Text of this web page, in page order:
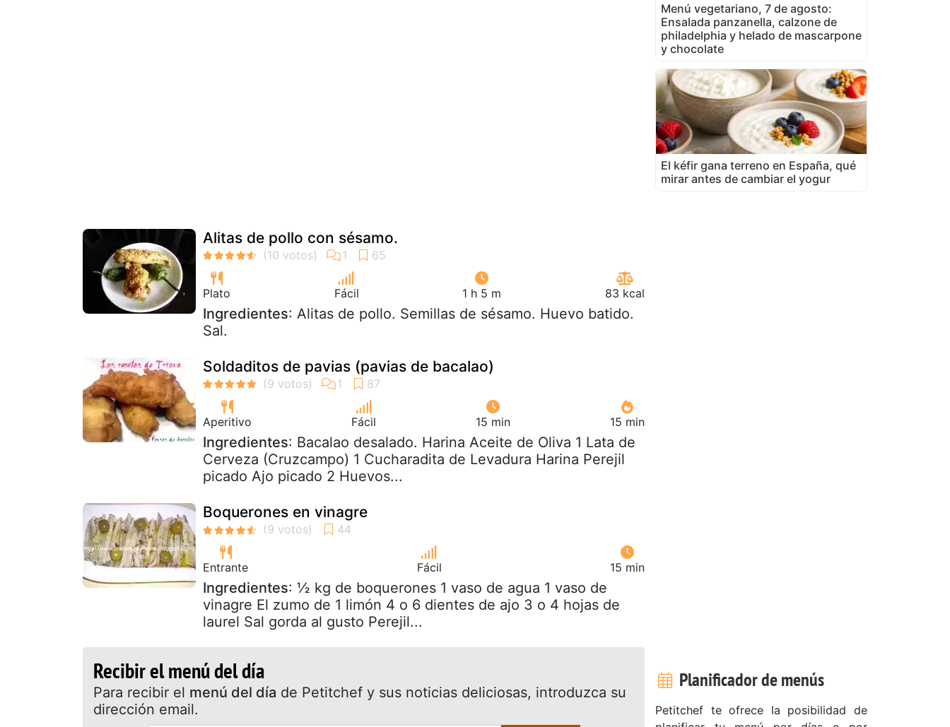
Alitas de pollo con sésamo.
Plato Fácil 1 h 5 m 83 kcal
Ingredientes: Alitas de pollo. Semillas de sésamo. Huevo batido.
Sal.
Soldaditos de pavias (pavias de bacalao)
Aperitivo Fácil 15 min 15 min
Ingredientes: Bacalao desalado. Harina Aceite de Oliva 1 Lata de
Cerveza (Cruzcampo) 1 Cucharadita de Levadura Harina Perejil
picado Ajo picado 2 Huevos...
Boquerones en vinagre
Entrante Fácil 15 min
Ingredientes: ½ kg de boquerones 1 vaso de agua 1 vaso de
vinagre El zumo de 1 limón 4 o 6 dientes de ajo 3 o 4 hojas de
laurel Sal gorda al gusto Perejil...
Recibir el menú del día
Para recibir el menú del día de Petitchef y sus noticias deliciosas, introduzca su
dirección email.
Menú vegetariano, 7 de agosto:
Ensalada panzanella, calzone de
philadelphia y helado de mascarpone
y chocolate
El kéfir gana terreno en España, qué
mirar antes de cambiar el yogur
Planificador de menús
Petitchef te ofrece la posibilidad de